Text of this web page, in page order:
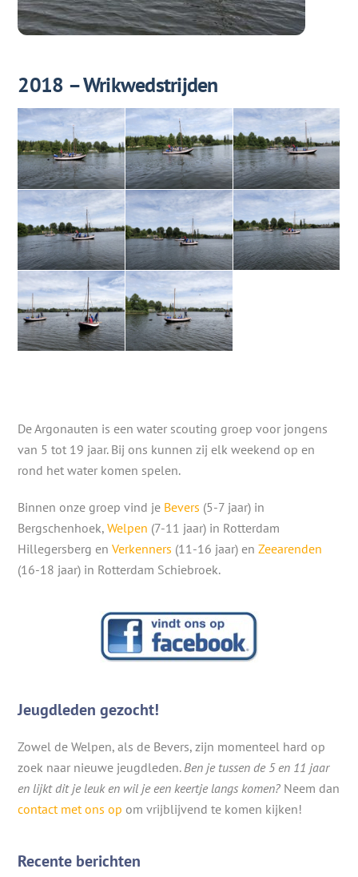
2018 – Wrikwedstrijden
De Argonauten is een water scouting groep voor jongens
van 5 tot 19 jaar. Bij ons kunnen zij elk weekend op en
rond het water komen spelen.
Binnen onze groep vind je Bevers (5-7 jaar) in
Bergschenhoek,Welpen (7-11 jaar) in Rotterdam
Hillegersberg enVerkenners (11-16 jaar) enZeearenden
(16-18 jaar) in Rotterdam Schiebroek.
Jeugdleden gezocht!
Zowel de Welpen, als de Bevers, zijn momenteel hard op
zoek naar nieuwe jeugdleden.Ben je tussen de 5 en 11 jaar
en lijkt dit je leuk en wil je een keertje langs komen? Neem dan
contact met ons op om vrijblijvend te komen kijken!
Recente berichten